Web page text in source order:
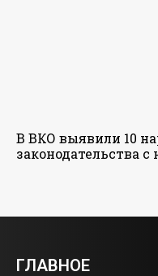
В ВКО выявили 10
законодательства с
ГЛАВНОЕ